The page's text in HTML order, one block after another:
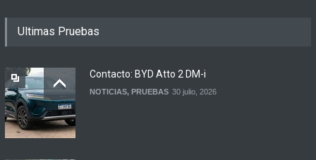
firmaron un acuerdo
Ultimas Pruebas
Contacto: BYD Atto 2 DM-i
NOTICIAS, PRUEBAS 30 julio, 2026